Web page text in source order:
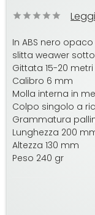
In ABS nero opaco
slitta weawer
Gittata 15-20 metri
Calibro 6 mm
Molla interna in
Colpo singolo a
Grammatura
Lunghezza 200
Altezza 130 mm
Peso 240 gr